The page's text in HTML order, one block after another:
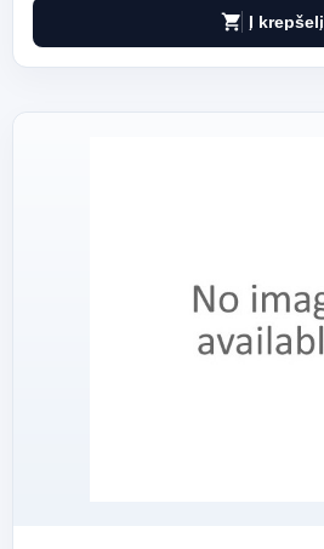
shopping_cart Į krepšelį